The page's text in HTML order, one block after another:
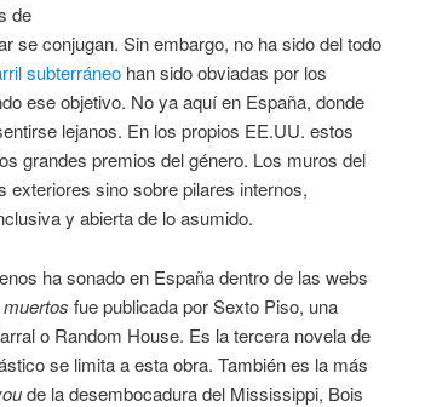
de
se conjugan. Sin embargo, no ha sido del todo
subterráneo han sido obviadas por los
ese objetivo. No ya aquí en España, donde
lejanos. En los propios EE.UU. estos
grandes premios del género. Los muros del
sino sobre pilares internos,
y abierta de lo asumido.
ha sonado en España dentro de las webs
fue publicada por Sexto Piso, una
o Random House. Es la tercera novela de
se limita a esta obra. También es la más
de la desembocadura del Mississippi, Bois